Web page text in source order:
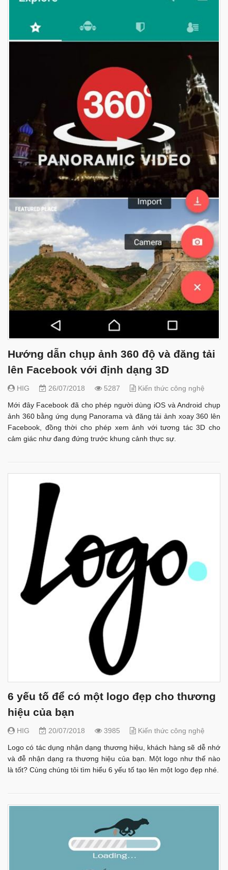
Hướng dẫn chụp ảnh 360 độ và đăng tải
lên Facebook với định dạng 3D
HIG 26/07/2018 5287 Kiến thức công nghệ
Mới đây Facebook đã cho phép người dùng iOS và Android chụp
ảnh 360 bằng ứng dụng Panorama và đăng tải ảnh xoay 360 lên
Facebook, đồng thời cho phép xem ảnh với tương tác 3D cho
cảm giác như đang đứng trước khung cảnh thực sự.
6 yếu tố để có một logo đẹp cho thương
hiệu của bạn
HIG 20/07/2018 3985 Kiến thức công nghệ
Logo có tác dụng nhận dạng thương hiệu, khách hàng sẽ dễ nhớ
và đễ nhận dạng ra thương hiệu của bạn. Một logo như thế nào
là tốt? Cùng chúng tôi tìm hiểu 6 yếu tố tạo lên một logo đẹp nhé.